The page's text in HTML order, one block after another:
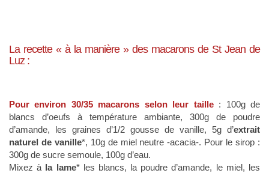
La recette « à la manière » des macarons de St Jean de
Luz :
Pour environ 30/35 macarons selon leur taille : 100g de
blancs d’oeufs à température ambiante, 300g de poudre
d’amande, les graines d’1/2 gousse de vanille, 5g d’extrait
naturel de vanille*, 10g de miel neutre -acacia-. Pour le sirop :
300g de sucre semoule, 100g d’eau.
Mixez à la lame* les blancs, la poudre d’amande, le miel, les